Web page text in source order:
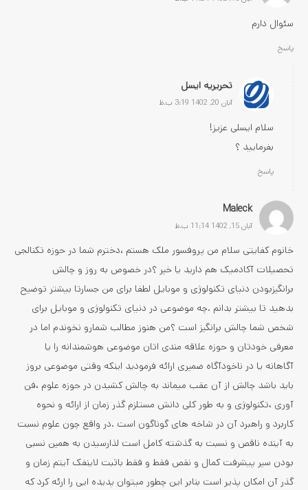
سئوال دارم
پاسخ
تحریریه ایسل
آبان 20, 1402 3:19 ب.ظ
سلام ایسلی عزیز!
بفرمایید ؟
پاسخ
Maleck
آبان 15, 1402 11:14 ب.ظ
خانوم کفایتی سلام من پروفسور ملک هستم ،دخترم شما در حوزه تکنالجی
تحصیلات آکادمیک هم دارید یا خیر ؟در خصوص به روز و چالش
برانگیزبودن دنیای تکنولوژی و موبایل لطفا برای من جسارتا بیشتر توضیح
بدهید تا بیشتر بدانم .چه موضوعی در دنیای تکنولوژی و موبایل برای
شخص شما چالش برانگیز است ؟من هنوز مطالب شمارو نخوندم اما در
معرفی خودتان و حوزه علاقه مندی اتان موضوعی هوشمندانه را یا
آگاهانه یا در ناخودآگاه ضمیری ارائه فرمودید اینکه وقتی موضوعی بروز
باید باشد چالش از آن عقب میماند به چالش کشیدن در حوزه علوم ،فن
آوری ،تکنولوژی و به طور کلی دانش مستلزم گذر زمان از ارائه و نحوه
کاربرد و راهبرد آن در شاخه های گوناگون است .در واقع چون علوم نسبت
به آینده ناقص و نسبت به گذشته کامل است لذارسیدن به همین نسبی
بودن سیر پیشرفت کمال و نقص فقط و فقط باثبت لاینفک آیتم زمان و
گذر آن امکان پذیر است بنابر این چطور میتوان پدیده ایی را ارئه کرد که